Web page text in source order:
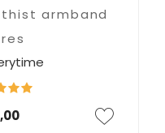
armband